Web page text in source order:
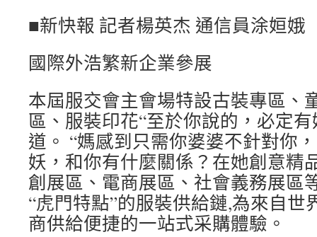
■新快報 記者楊英杰 通信員涂姮娥
國際外浩繁新企業參展
本屆服交會主會場特設古裝專區、
區、服裝印花“至於你說的，必定
道。 “媽感到只需你婆婆不針對你
妖，和你有什麼關係？在她創意精
創展區、電商展區、社會義務展區
“虎門特點”的服裝供給鏈,為來自世
商供給便捷的一站式采購體驗。